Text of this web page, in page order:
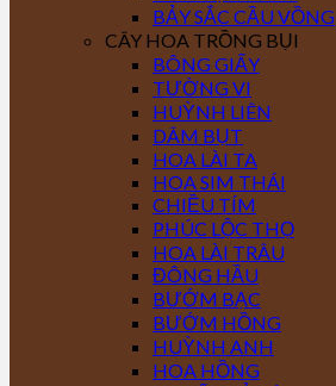
BẢY SẮC CẦU VỒNG
CÂY HOA TRỒNG BỤI
BÔNG GIẤY
TƯỜNG VI
HUỲNH LIÊN
DÂM BỤT
HOA LÀI TA
HOA SIM THÁI
CHIỀU TÍM
PHÚC LỘC THỌ
HOA LÀI TRÂU
ĐÔNG HẦU
BƯỚM BẠC
BƯỚM HỒNG
HUỲNH ANH
HOA HỒNG